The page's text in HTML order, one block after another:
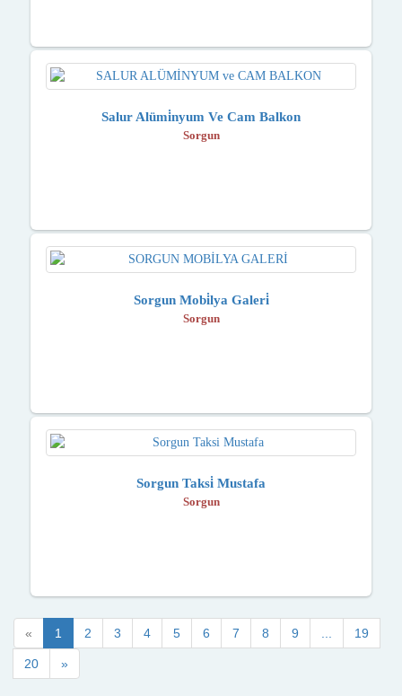
Salur Alümi̇nyum Ve Cam Balkon
Sorgun
Sorgun Mobi̇lya Galeri̇
Sorgun
Sorgun Taksi̇ Mustafa
Sorgun
« 1 2 3 4 5 6 7 8 9 19
20 »